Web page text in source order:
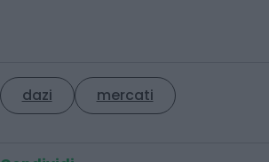
alle aziende digitali”, ha detto il